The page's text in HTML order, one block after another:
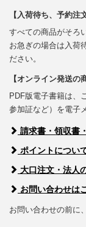
【入荷待ち、予約注
すべての商品がそろ
お急ぎの場合は入荷
ださい。
【オンライン発送の
PDF版電子書籍は、
参加証など）を電子
請求書・領収書
ポイントについ
大口注文・法人
お問い合わせは
お問い合わせの前に、